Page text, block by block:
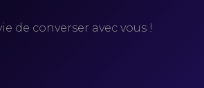
de converser avec vous !